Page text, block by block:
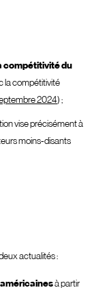
compétitivité du
la compétitivité
2024) ;
vise précisément à
moins-disants
actualités :
à partir